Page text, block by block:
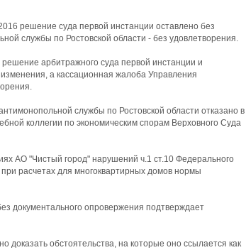
решение суда первой инстанции оставлено без
службы по Ростовской области - без удовлетворения.
арбитражного суда первой инстанции и
а кассационная жалоба Управления
службы по Ростовской области отказано в
коллегии по экономическим спорам Верховного Суда
АО "Чистый город" нарушений ч.1 ст.10 Федерального
расчетах для многоквартирных домов нормы
документального опровержения подтверждает
обстоятельства, на которые оно ссылается как